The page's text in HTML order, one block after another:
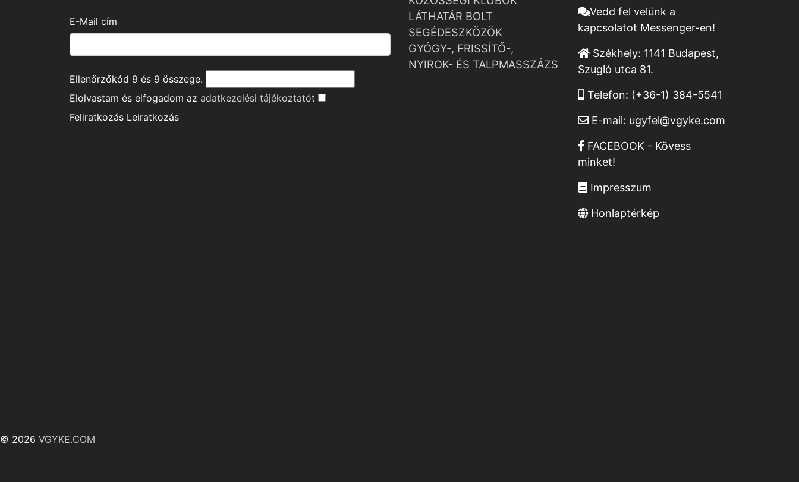
E-Mail cím
Ellenőrzőkód 9 és 9 összege.
Elolvastam és elfogadom az adatkezelési tájékoztatót
Feliratkozás Leiratkozás
LÁTHATÁR BOLT
SEGÉDESZKÖZÖK
GYÓGY-, FRISSÍTŐ-,
NYIROK- ÉS TALPMASSZÁZS
Vedd fel velünk a
kapcsolatot Messenger-en!
Székhely: 1141 Budapest,
Szugló utca 81.
Telefon: (+36-1) 384-5541
E-mail: ugyfel@vgyke.com
FACEBOOK - Kövess
minket!
Impresszum
Honlaptérkép
© 2026 VGYKE.COM